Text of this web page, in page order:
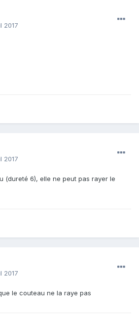
2017
2017
(dureté 6), elle ne peut pas rayer le
2017
le couteau ne la raye pas